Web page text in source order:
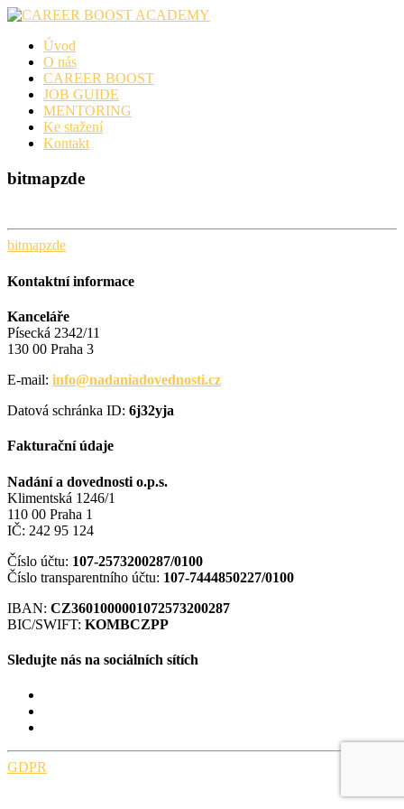
Skip
contentÚvod
O nás
CAREER BOOST
JOB GUIDE
MENTORING
Ke stažení
Kontakt
bitmapzde
bitmapzde
Kontaktní informace
Kanceláře
Písecká 2342/11
130 00 Praha 3
E-mail: info@nadaniadovednosti.cz
Datová schránka ID: 6j32yja
Fakturační údaje
Nadání a dovednosti o.p.s.
Klimentská 1246/1
110 00 Praha 1
IČ: 242 95 124
Číslo účtu: 107-2573200287/0100
Číslo transparentního účtu: 107-7444850227/0100
IBAN: CZ3601000001072573200287
BIC/SWIFT: KOMBCZPP
Sledujte nás na sociálních sítích
GDPR